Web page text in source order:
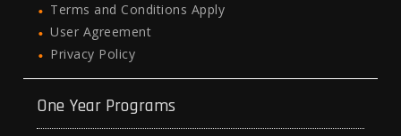
Terms and Conditions Apply
User Agreement
Privacy Policy
One Year Programs